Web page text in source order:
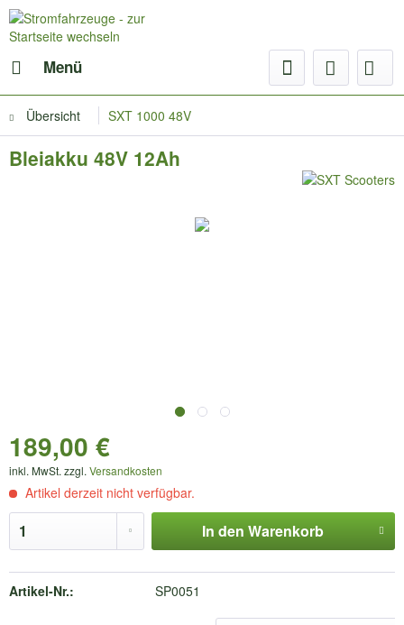
Menü
Übersicht SXT 1000 48V
Bleiakku 48V 12Ah
189,00 €
inkl. MwSt. zzgl. Versandkosten
Artikel derzeit nicht verfügbar.
In den Warenkorb
Artikel-Nr.: SP0051